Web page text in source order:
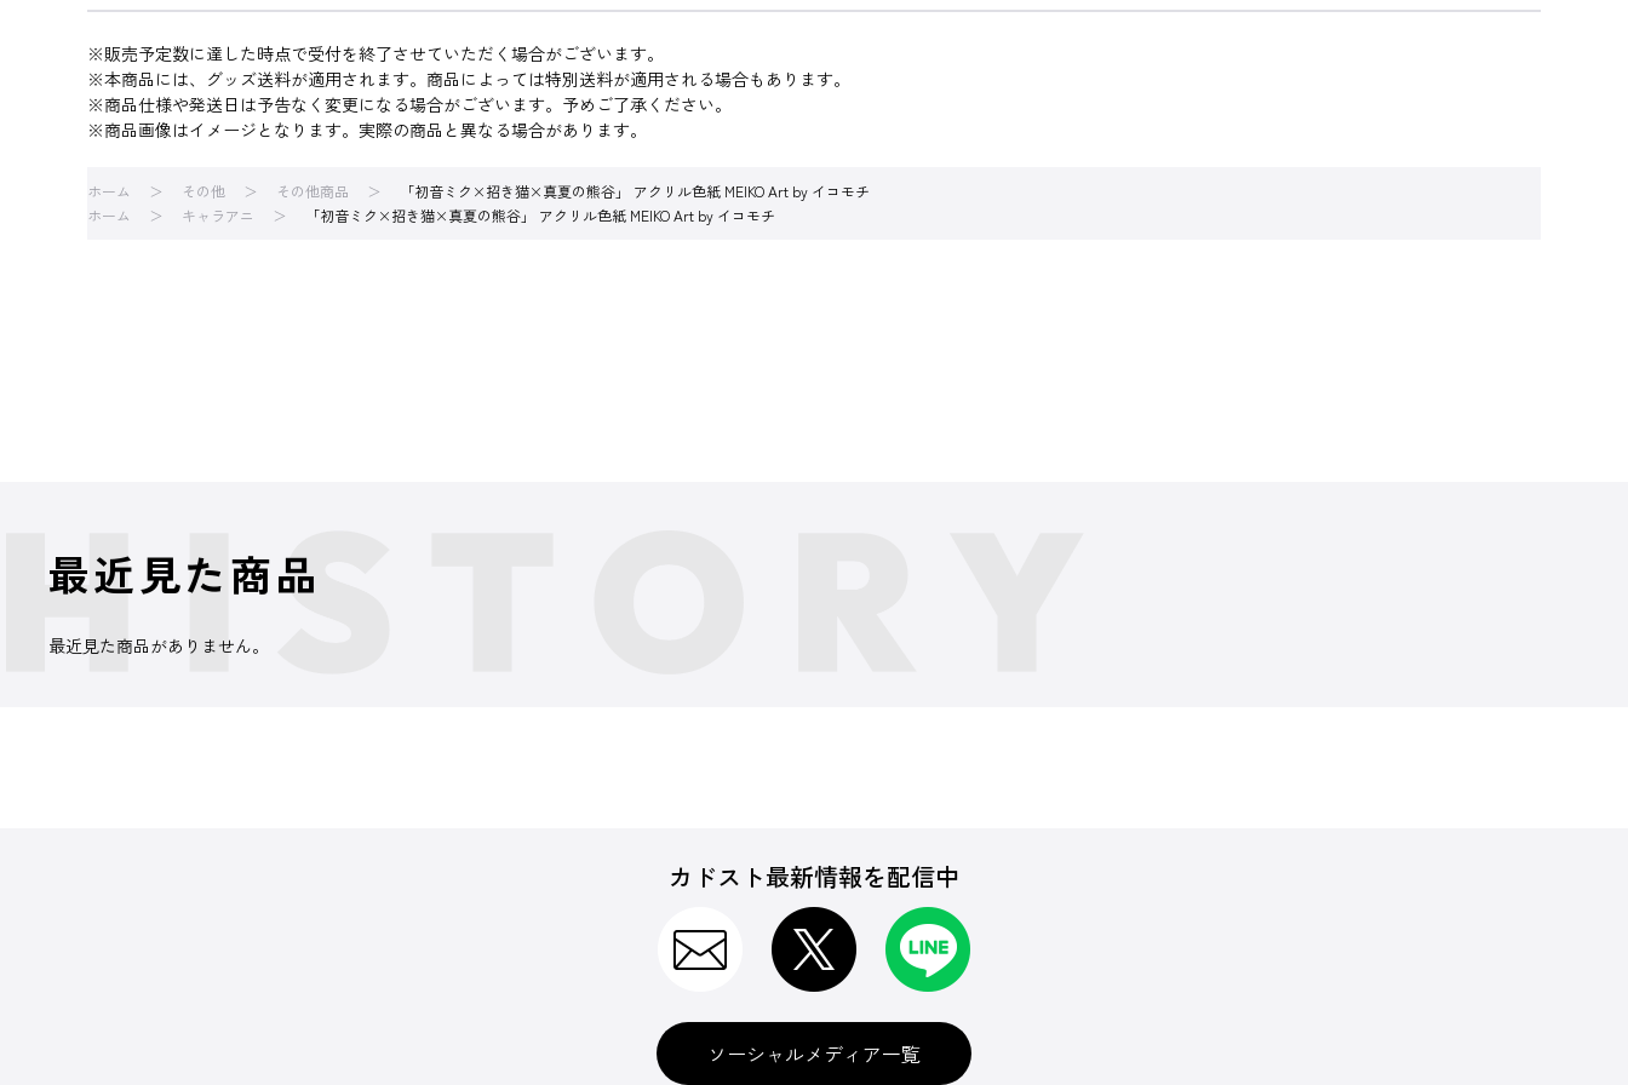
※販売予定数に達した時点で受付を終了させていただく場合がございます。
※本商品には、グッズ送料が適用されます。商品によっては特別送料が適用される場合もあります。
※商品仕様や発送日は予告なく変更になる場合がございます。予めご了承ください。
※商品画像はイメージとなります。実際の商品と異なる場合があります。
ホーム その他 その他商品
「初音ミク×招き猫×真夏の熊谷」 アクリル色紙 MEIKO Art by イコモチ
ホーム
キャラアニ 「初音ミク×招き猫×真夏の熊谷」 アクリル色紙 MEIKO Art by イコモチ
最近見た商品
最近見た商品がありません。
カドスト最新情報を配信中
ソーシャルメディア一覧